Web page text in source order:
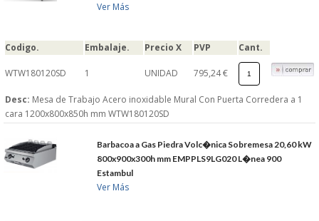
Ver Más
Codigo. Embalaje. Precio X PVP Cant.
WTW180120SD 1 UNIDAD 795,24 €
Desc: Mesa de Trabajo Acero inoxidable Mural Con Puerta Corredera a 1
cara 1200x800x850h mm WTW180120SD
Barbacoa a Gas Piedra Volc�nica Sobremesa 20,60 kW
800x900x300h mm EMPPLS9LG020 L�nea 900
Estambul
Ver Más